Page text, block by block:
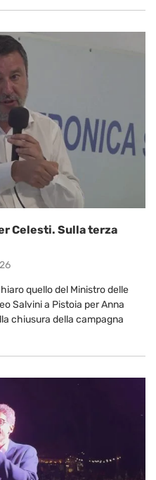
Celesti. Sulla terza
quello del Ministro delle
Salvini a Pistoia per Anna
chiusura della campagna